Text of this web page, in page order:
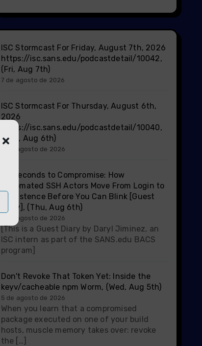
ISC Stormcast For Friday, August 7th, 2026
https://isc.sans.edu/podcastdetail/10042,
(Fri, Aug 7th)
7 de agosto de 2026
ISC Stormcast For Thursday, August 6th,
2026
https://isc.sans.edu/podcastdetail/10040,
(Thu, Aug 6th)
6 de agosto de 2026
22 Seconds to Compromise: How
Automated SSH Actors Move From Login to
Persistence Before You Can Blink [Guest
Diary], (Thu, Aug 6th)
6 de agosto de 2026
[This is a Guest Diary by Daryl Jiminez, an
ISC intern as part of the SANS.edu BACS
program]
Don't Revoke That Token Yet: Inside the
keyv/cacheable npm Worm, (Wed, Aug 5th)
5 de agosto de 2026
When you learn that a compromised
package executed on one of your build
hosts, muscle memory takes over: revoke
the […]